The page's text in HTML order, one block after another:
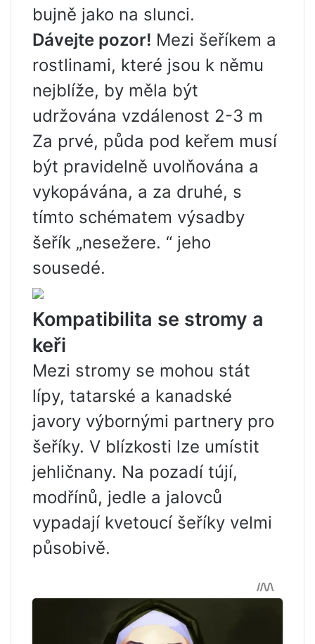
bujně jako na slunci.
Dávejte pozor! Mezi šeříkem a
rostlinami, které jsou k němu
nejblíže, by měla být
udržována vzdálenost 2-3 m
Za prvé, půda pod keřem musí
být pravidelně uvolňována a
vykopávána, a za druhé, s
tímto schématem výsadby
šeřík „nesežere. “ jeho
sousedé.
Kompatibilita se stromy a
keři
Mezi stromy se mohou stát
lípy, tatarské a kanadské
javory výbornými partnery pro
šeříky. V blízkosti lze umístit
jehličnany. Na pozadí tújí,
modřínů, jedle a jalovců
vypadají kvetoucí šeříky velmi
působivě.